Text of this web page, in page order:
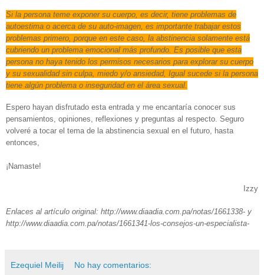
Si la persona teme exponer su cuerpo, es decir, tiene problemas de
autoestima o acerca de su auto-imagen, es importante trabajar estos
problemas primero, porque en este caso, la abstinencia solamente está
cubriendo un problema emocional más profundo. Es posible que esta
persona no haya tenido los permisos necesarios para explorar su cuerpo
y su sexualidad sin culpa, miedo y/o ansiedad, Igual sucede si la persona
tiene algún problema o inseguridad en el área sexual.
Espero hayan disfrutado esta entrada y me encantaría conocer sus
pensamientos, opiniones, reflexiones y preguntas al respecto. Seguro
volveré a tocar el tema de la abstinencia sexual en el futuro, hasta
entonces,
¡Namaste!
Izzy
Enlaces al artículo original: http://www.diaadia.com.pa/notas/1661338- y
http://www.diaadia.com.pa/notas/1661341-los-consejos-un-especialista-
Ezequiel Meilij No hay comentarios: